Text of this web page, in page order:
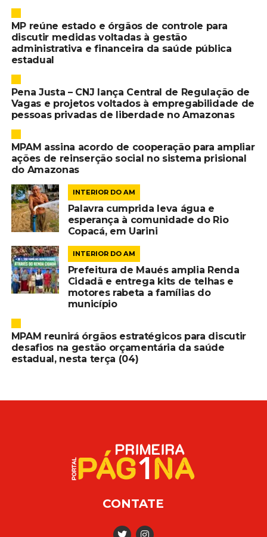
MP reúne estado e órgãos de controle para
discutir medidas voltadas à gestão
administrativa e financeira da saúde pública
estadual
Pena Justa – CNJ lança Central de Regulação de
Vagas e projetos voltados à empregabilidade de
pessoas privadas de liberdade no Amazonas
MPAM assina acordo de cooperação para ampliar
ações de reinserção social no sistema prisional
do Amazonas
INTERIOR DO AM
Palavra cumprida leva água e
esperança à comunidade do Rio
Copacá, em Uarini
INTERIOR DO AM
Prefeitura de Maués amplia Renda
Cidadã e entrega kits de telhas e
motores rabeta a famílias do
município
MPAM reunirá órgãos estratégicos para discutir
desafios na gestão orçamentária da saúde
estadual, nesta terça (04)
CONTATE